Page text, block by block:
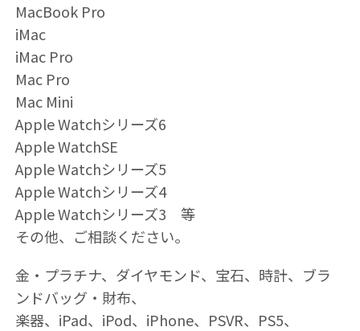
MacBook Pro
iMac
iMac Pro
Mac Pro
Mac Mini
Apple Watchシリーズ6
Apple WatchSE
Apple Watchシリーズ5
Apple Watchシリーズ4
Apple Watchシリーズ3 等
その他、ご相談ください。
金・プラチナ、ダイヤモンド、宝石、時計、ブラ
ンドバッグ・財布、
楽器、iPad、iPod、iPhone、PSVR、PS5、